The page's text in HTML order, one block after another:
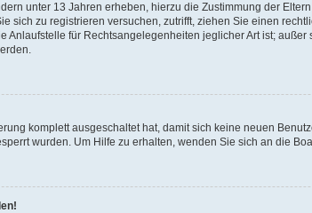
unter 13 Jahren erheben, hierzu die Zustimmung der
sich zu registrieren versuchen, zutrifft, ziehen Sie einen
Anlaufstelle für Rechtsangelegenheiten jeglicher Art ist;
komplett ausgeschaltet hat, damit sich keine neuen
wurden. Um Hilfe zu erhalten, wenden Sie sich an die